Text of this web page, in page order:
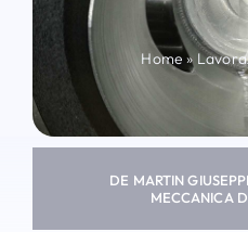
Home »
DE MARTIN
MECCANICA